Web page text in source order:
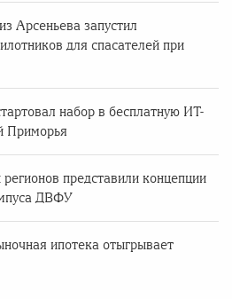
Арсеньева запустил
для спасателей при
набор в бесплатную ИТ-
Приморья
представили концепции
ДВФУ
ипотека отыгрывает